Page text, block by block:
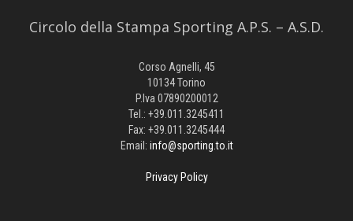
Circolo della Stampa Sporting A.P.S. – A.S.D.
Corso Agnelli, 45
10134 Torino
P.Iva 07890200012
Tel.: +39.011.3245411
Fax: +39.011.3245444
Email: info@sporting.to.it
Privacy Policy